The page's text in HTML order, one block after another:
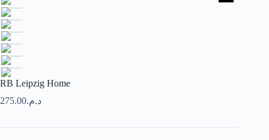
RB Leipzig Home
د.م.275.00